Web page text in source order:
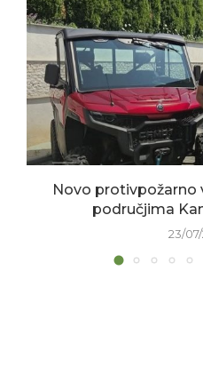
Novo protivpožarno
područjima
23/